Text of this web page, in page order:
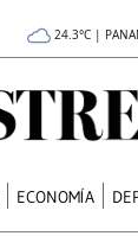
24.3°C |
ECONOMÍA